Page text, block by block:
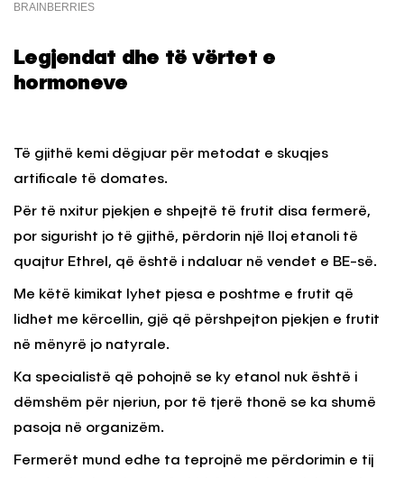
Legjendat dhe të vërtet e
hormoneve
Të gjithë kemi dëgjuar për metodat e skuqjes
artificale të domates.
Për të nxitur pjekjen e shpejtë të frutit disa fermerë,
por sigurisht jo të gjithë, përdorin një lloj etanoli të
quajtur Ethrel, që është i ndaluar në vendet e BE-së.
Me këtë kimikat lyhet pjesa e poshtme e frutit që
lidhet me kërcellin, gjë që përshpejton pjekjen e frutit
në mënyrë jo natyrale.
Ka specialistë që pohojnë se ky etanol nuk është i
dëmshëm për njeriun, por të tjerë thonë se ka shumë
pasoja në organizëm.
Fermerët mund edhe ta teprojnë me përdorimin e tij